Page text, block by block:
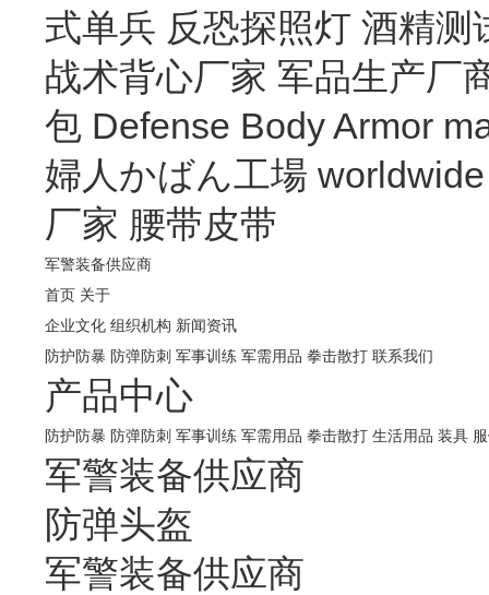
式单兵 反恐探照灯 酒精测
战术背心厂家 军品生产厂
包 Defense Body Armor
婦人かばん工場 worldwide
厂家 腰带皮带
军警装备供应商
首页 关于
企业文化 组织机构 新闻资讯
防护防暴 防弹防刺 军事训练 军需用品 拳击散打 联系我们
产品中心
防护防暴 防弹防刺 军事训练 军需用品 拳击散打 生活用品 装具
军警装备供应商
防弹头盔
军警装备供应商